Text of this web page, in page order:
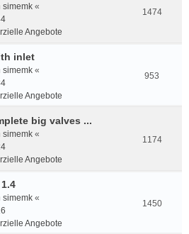
simemk «
Angebote
1474
inlet
simemk «
Angebote
953
big valves ...
simemk «
Angebote
1174
simemk «
Angebote
1450